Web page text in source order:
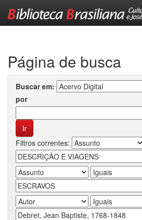
Página de busca
Buscar em:
por
Filtros correntes: